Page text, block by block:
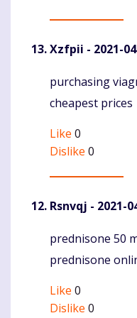
Xzfpii - 2021-
Komentaras
purchasing
cheapest prices
Like 0
Dislike 0
Rsnvqj - 2021-
Komentaras
prednisone 50
prednisone
Like 0
Dislike 0